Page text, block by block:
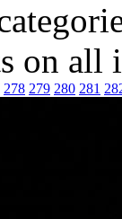
on all
278 279 280 281